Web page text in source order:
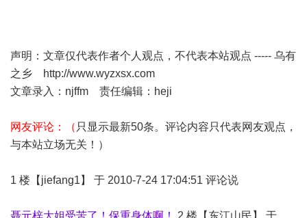
声明：文章仅代表作者个人观点，不代表本站观点 ----- 乌有
之乡
http://www.wyzxsx.com
文章录入：njffm 责任编辑：heji
网友评论：（ 只显示最新50条。评论内容只代表网友观点，
与本站立场无关！）
1 楼【jiefang1】 于 2010-7-24 17:04:51 评论说
聂元梓大姐受苦了！保重身体啊！ 2 楼【东江山民】 于